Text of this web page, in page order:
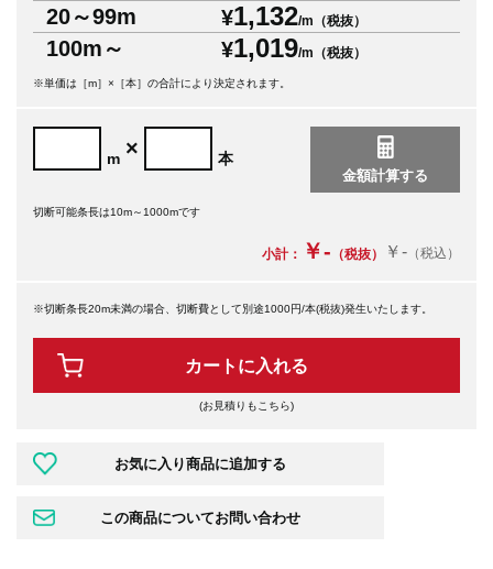
20～99m ¥1,132/m（税抜）
100m～ ¥1,019/m（税抜）
※単価は［m］×［本］の合計により決定されます。
m × 本
切断可能条長は10m～1000mです
小計： ￥- （税抜） ￥- （税込）
※切断条長20m未満の場合、切断費として別途1000円/本(税抜)発生いたします。
カートに入れる
(お見積りもこちら)